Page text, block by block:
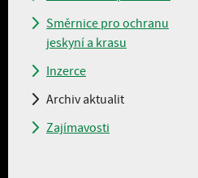
Směrnice pro ochranu
jeskyní a krasu
Inzerce
Archiv aktualit
Zajímavosti